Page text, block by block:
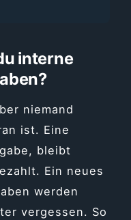
interne
niemand
ist. Eine
bleibt
Ein neues
werden
vergessen. So